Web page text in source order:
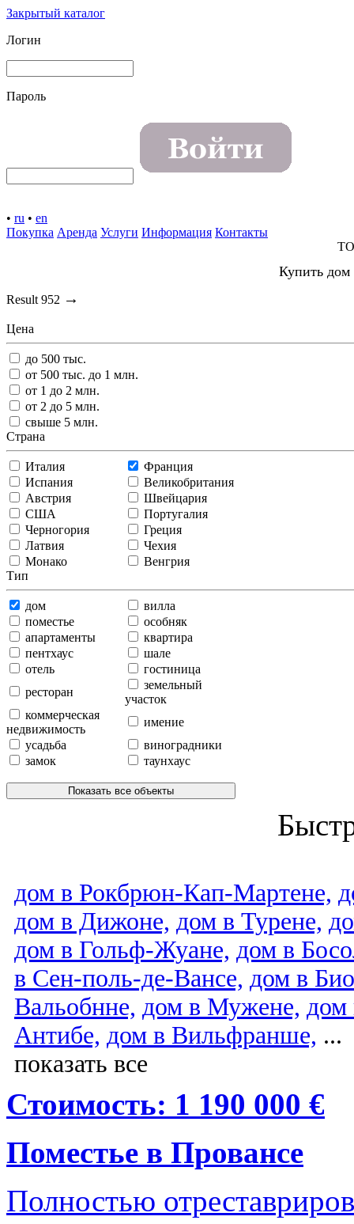
Закрытый каталог
Логин
Пароль
• ru • en
Покупка Аренда Услуги Информация Контакты
Купить
Result 952 →
Цена
до 500 тыс.
от 500 тыс. до 1 млн.
от 1 до 2 млн.
от 2 до 5 млн.
свыше 5 млн.
Страна
Италия
Франция
Испания
Великобритания
Австрия
Швейцария
США
Португалия
Черногория
Греция
Латвия
Чехия
Монако
Венгрия
Тип
дом
вилла
поместье
особняк
апартаменты
квартира
пентхаус
шале
отель
гостиница
ресторан
земельный
участок
коммерческая
недвижимость
имение
усадьба
виноградники
замок
таунхаус
Показать все объекты
дом в Рокбрюн-Кап-Мартене,
дом в Дижоне, дом в Турене,
дом в Гольф-Жуане, дом в
в Сен-поль-де-Вансе, дом в
Вальобнне, дом в Мужене, дом
Антибе, дом в Вильфранше, ...
показать все
Стоимость: 1 190 000 €
Поместье в Провансе
Полностью